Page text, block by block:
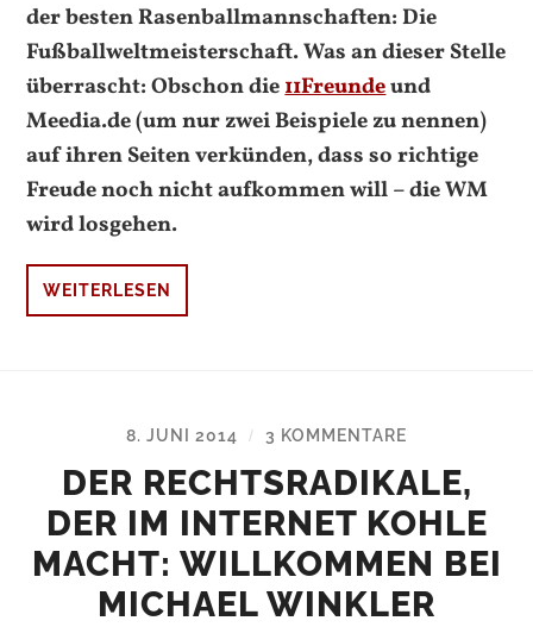
der besten Rasenballmannschaften: Die
Fußballweltmeisterschaft. Was an dieser Stelle
überrascht: Obschon die11Freundeund
Meedia.de (um nur zwei Beispiele zu nennen)
auf ihren Seiten verkünden, dass so richtige
Freude noch nicht aufkommen will – die WM
wird losgehen.
WEITERLESEN
8. JUNI 2014 / 3 KOMMENTARE
DER RECHTSRADIKALE,
DER IM INTERNET KOHLE
MACHT: WILLKOMMEN BEI
MICHAEL WINKLER